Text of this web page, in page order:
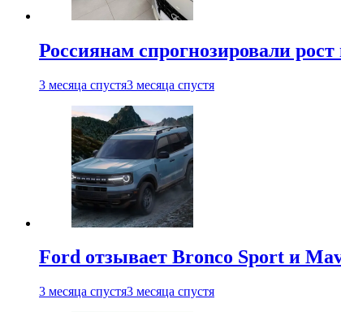
Россиянам спрогнозировали
3 месяца спустя3 месяца спустя
Ford отзывает Bronco Sport и
3 месяца спустя3 месяца спустя